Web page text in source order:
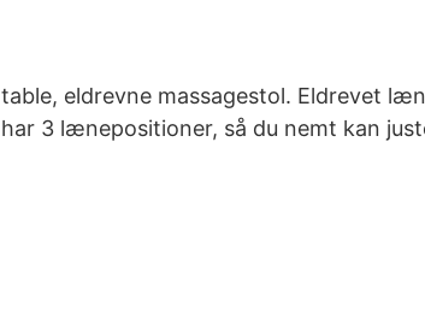
eldrevne massagestol. Eldrevet
3 lænepositioner, så du nemt kan